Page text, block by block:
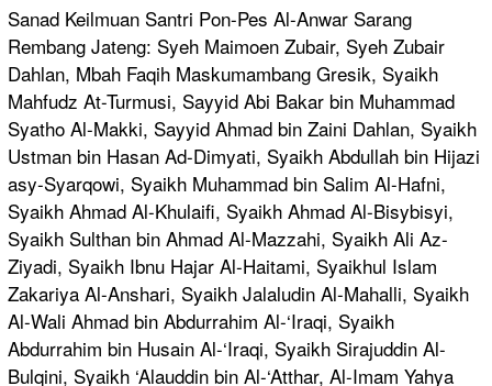
Sanad Keilmuan Santri Pon-Pes Al-Anwar Sarang
Rembang Jateng: Syeh Maimoen Zubair, Syeh Zubair
Dahlan, Mbah Faqih Maskumambang Gresik, Syaikh
Mahfudz At-Turmusi, Sayyid Abi Bakar bin Muhammad
Syatho Al-Makki, Sayyid Ahmad bin Zaini Dahlan, Syaikh
Ustman bin Hasan Ad-Dimyati, Syaikh Abdullah bin Hijazi
asy-Syarqowi, Syaikh Muhammad bin Salim Al-Hafni,
Syaikh Ahmad Al-Khulaifi, Syaikh Ahmad Al-Bisybisyi,
Syaikh Sulthan bin Ahmad Al-Mazzahi, Syaikh Ali Az-
Ziyadi, Syaikh Ibnu Hajar Al-Haitami, Syaikhul Islam
Zakariya Al-Anshari, Syaikh Jalaludin Al-Mahalli, Syaikh
Al-Wali Ahmad bin Abdurrahim Al-‘Iraqi, Syaikh
Abdurrahim bin Husain Al-‘Iraqi, Syaikh Sirajuddin Al-
Bulqini, Syaikh ‘Alauddin bin Al-‘Atthar, Al-Imam Yahya